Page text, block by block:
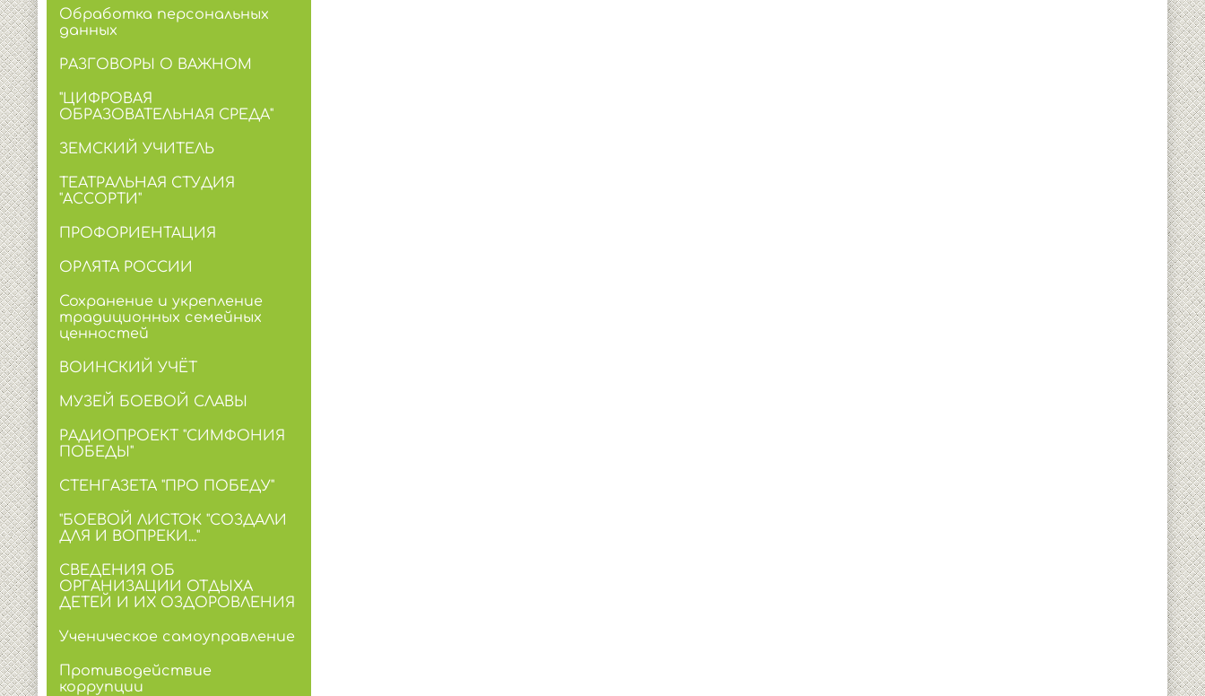
Обработка персональных
данных
РАЗГОВОРЫ О ВАЖНОМ
"ЦИФРОВАЯ
ОБРАЗОВАТЕЛЬНАЯ СРЕДА"
ЗЕМСКИЙ УЧИТЕЛЬ
ТЕАТРАЛЬНАЯ СТУДИЯ
"АССОРТИ"
ПРОФОРИЕНТАЦИЯ
ОРЛЯТА РОССИИ
Сохранение и укрепление
традиционных семейных
ценностей
ВОИНСКИЙ УЧЁТ
МУЗЕЙ БОЕВОЙ СЛАВЫ
РАДИОПРОЕКТ "СИМФОНИЯ
ПОБЕДЫ"
СТЕНГАЗЕТА "ПРО ПОБЕДУ"
"БОЕВОЙ ЛИСТОК "СОЗДАЛИ
ДЛЯ И ВОПРЕКИ..."
СВЕДЕНИЯ ОБ
ОРГАНИЗАЦИИ ОТДЫХА
ДЕТЕЙ И ИХ ОЗДОРОВЛЕНИЯ
Ученическое самоуправление
Противодействие
коррупции